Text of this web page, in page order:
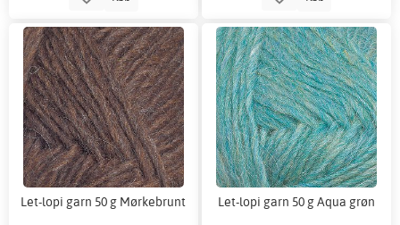
Let-lopi garn 50 g Mørkebrunt Let-lopi garn 50 g Aqua grøn